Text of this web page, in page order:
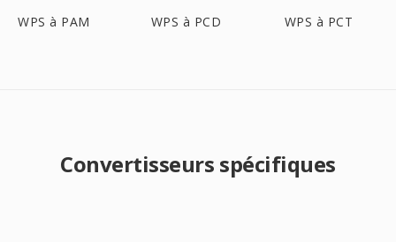
WPS à PAM WPS à PCD WPS à PCT
Convertisseurs spécifiques